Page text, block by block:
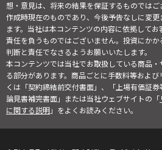
想・意見は、将来の結果を保証するものでは
作成時現在のものであり、今後予告なしに変
ます。当社は本コンテンツの内容に依拠して
責任を負うものではございません。投資にか
判断と責任でなさるようお願いいたします。
本コンテンツでは当社でお取扱している商品
る部分があります。商品ごとに手数料等およ
くは「契約締結前交付書面」、「上場有価証
論見書補完書面」または当社ウェブサイトの「
に関する説明」をよくお読みください。